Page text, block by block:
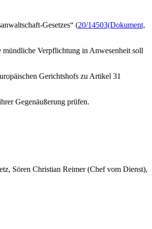
Gesetzes“ (20/14503(Dokument,
mündliche Verpflichtung in Anwesenheit soll
Gerichtshofs zu Artikel 31
Gegenäußerung prüfen.
Sören Christian Reimer (Chef vom Dienst),